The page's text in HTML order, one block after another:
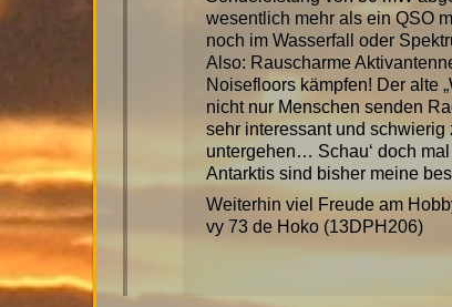
wesentlich mehr als ein QSO
noch im Wasserfall oder
Also: Rauscharme
Noisefloors kämpfen! Der alte
nicht nur Menschen senden
sehr interessant und schwierig
untergehen… Schau‘ doch
Antarktis sind bisher meine
Weiterhin viel Freude am
vy 73 de Hoko (13DPH206)